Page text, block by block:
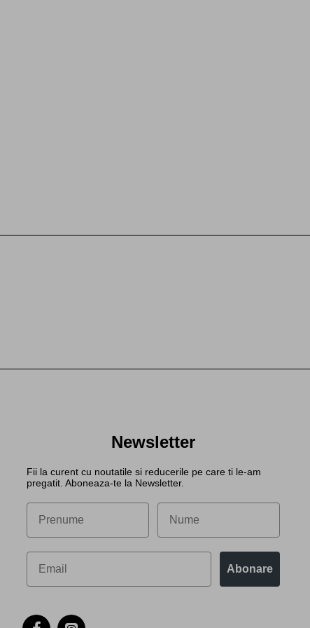
Newsletter
Fii la curent cu noutatile si reducerile pe care ti le-am
pregatit. Aboneaza-te la Newsletter.
Abonare